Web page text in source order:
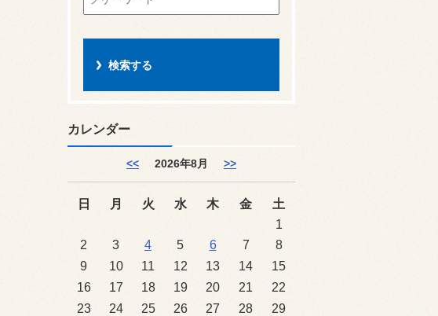
カレンダー
<< 2026年8月 >>
日 月 火 水 木 金
土
1
2
3 4 5 6 7
8
9
10 11 12 13 14
15
16
17 18 19 20 21
22
23
24 25 26 27 28
29